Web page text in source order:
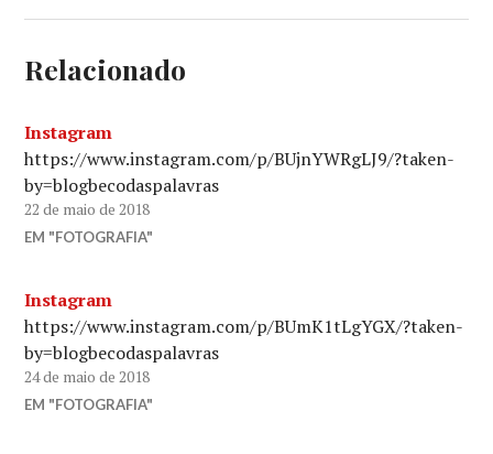
Relacionado
Instagram
https://www.instagram.com/p/BUjnYWRgLJ9/?taken-
by=blogbecodaspalavras
22 de maio de 2018
EM "FOTOGRAFIA"
Instagram
https://www.instagram.com/p/BUmK1tLgYGX/?taken-
by=blogbecodaspalavras
24 de maio de 2018
EM "FOTOGRAFIA"